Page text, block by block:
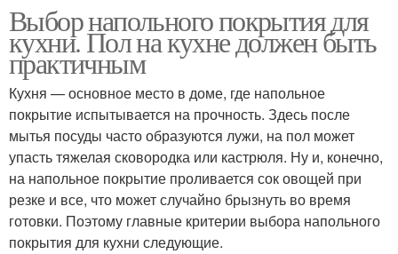
Выбор напольного покрытия для
кухни. Пол на кухне должен быть
практичным
Кухня — основное место в доме, где напольное
покрытие испытывается на прочность. Здесь после
мытья посуды часто образуются лужи, на пол может
упасть тяжелая сковородка или кастрюля. Ну и, конечно,
на напольное покрытие проливается сок овощей при
резке и все, что может случайно брызнуть во время
готовки. Поэтому главные критерии выбора напольного
покрытия для кухни следующие.